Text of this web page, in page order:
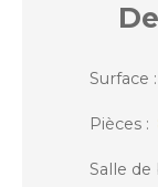
Surface :
Pièces :
Salle de